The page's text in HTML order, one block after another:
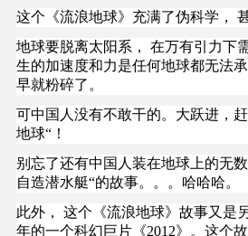
这个《流浪地球》充满了伪科学，
地球要脱离太阳系， 在万有引力下
生的加速度和力是任何地球都无法
早就粉碎了。
可中国人没有不敢干的。大跃进，
地球“！
别忘了还有中国人装在地球上的无
自造潜水艇“的故事。。。哈哈哈。
此外， 这个《流浪地球》故事又是
年的一个科幻巨片《2012》。这个